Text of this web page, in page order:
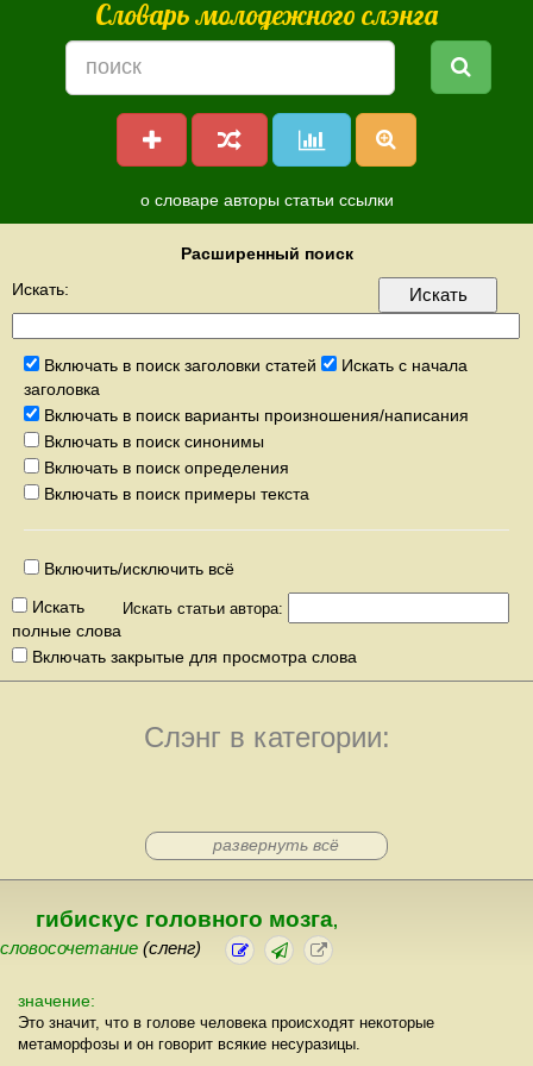
Словарь молодежного слэнга
о словаре авторы статьи ссылки
Расширенный поиск
Искать:
Включать в поиск заголовки статей
Искать с начала
заголовка
Включать в поиск варианты произношения/написания
Включать в поиск синонимы
Включать в поиск определения
Включать в поиск примеры текста
Включить/исключить всё
Искать статьи автора:
Искать
полные слова
Включать закрытые для просмотра слова
Слэнг в категории:
развернуть всё
гибискус головного мозга,
словосочетание (сленг)
значение:
Это значит, что в голове человека происходят некоторые
метаморфозы и он говорит всякие несуразицы.